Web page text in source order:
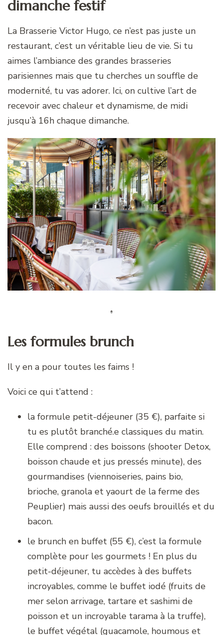
dimanche festif
La Brasserie Victor Hugo, ce n’est pas juste un
restaurant, c’est un véritable lieu de vie. Si tu
aimes l’ambiance des grandes brasseries
parisiennes mais que tu cherches un souffle de
modernité, tu vas adorer. Ici, on cultive l’art de
recevoir avec chaleur et dynamisme, de midi
jusqu’à 16h chaque dimanche.
Les formules brunch
Il y en a pour toutes les faims !
Voici ce qui t’attend :
la formule petit-déjeuner (35 €), parfaite si
tu es plutôt branché.e classiques du matin.
Elle comprend : des boissons (shooter Detox,
boisson chaude et jus pressés minute), des
gourmandises (viennoiseries, pains bio,
brioche, granola et yaourt de la ferme des
Peuplier) mais aussi des oeufs brouillés et du
bacon.
le brunch en buffet (55 €), c’est la formule
complète pour les gourmets ! En plus du
petit-déjeuner, tu accèdes à des buffets
incroyables, comme le buffet iodé (fruits de
mer selon arrivage, tartare et sashimi de
poisson et un incroyable tarama à la truffe),
le buffet végétal (guacamole, houmous et